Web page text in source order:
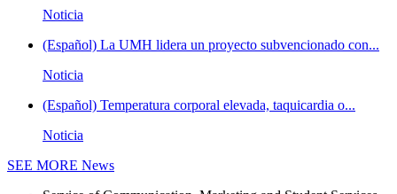
Noticia
(Español) La UMH lidera un proyecto subvencionado con...
Noticia
(Español) Temperatura corporal elevada, taquicardia o...
Noticia
SEE MORE News